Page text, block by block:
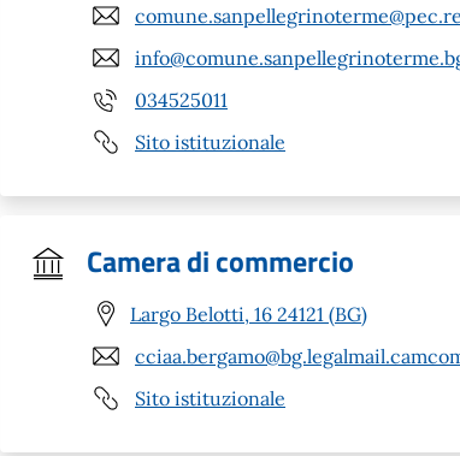
034525011
Sito istituzionale
Camera di commercio
Largo Belotti, 16 24121 (BG)
Sito istituzionale